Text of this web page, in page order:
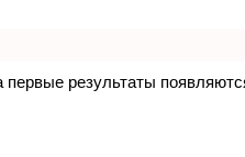
первые результаты